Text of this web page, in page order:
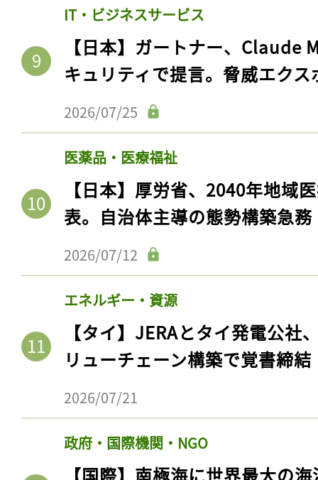
IT・ビジネスサービス
【日本】ガートナー、Claude
キュリティで提言。脅威エク
2026/07/25
医薬品・医療福祉
【日本】厚労省、2040年地域
表。自治体主導の態勢構築急務
2026/07/12
エネルギー・資源
【タイ】JERAとタイ発電公社
リューチェーン構築で覚書締結
2026/07/21
政府・国際機関・NGO
【国際】南極海に世界最大の